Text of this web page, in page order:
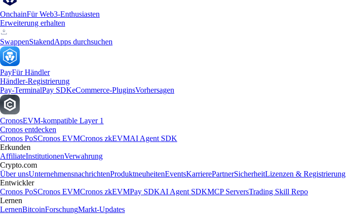
OnchainFür Web3-Enthusiasten
Erweiterung erhalten
SwappenStakendApps durchsuchen
PayFür Händler
Händler-Registrierung
Pay-TerminalPay SDKeCommerce-PluginsVorhersagen
CronosEVM-kompatible Layer 1
Cronos entdecken
Cronos PoSCronos EVMCronos zkEVMAI Agent SDK
Erkunden
AffiliateInstitutionenVerwahrung
Crypto.com
Über unsUnternehmensnachrichtenProduktneuheitenEventsKarrierePartnerSicherheitLizenzen & Registrierung
Entwickler
Cronos PoSCronos EVMCronos zkEVMPay SDKAI Agent SDKMCP ServersTrading Skill Repo
Lernen
LernenBitcoinForschungMarkt-Updates